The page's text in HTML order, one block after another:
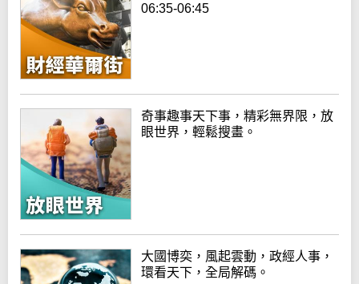
06:35-06:45
奇事趣事天下事，精彩無界限，放
眼世界，輕鬆搜畫。
大國博奕，風起雲動，政經人事，
環看天下，全局解碼。